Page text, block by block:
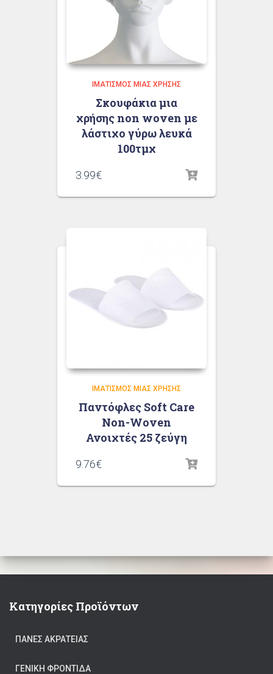
ΙΜΑΤΙΣΜΌΣ ΜΙΑΣ ΧΡΉΣΗΣ
Σκουφάκια μια
χρήσης non woven με
λάστιχο γύρω λευκά
100τμχ
3.99€
ΙΜΑΤΙΣΜΌΣ ΜΙΑΣ ΧΡΉΣΗΣ
Παντόφλες Soft Care
Non-Woven
Ανοιχτές 25 ζεύγη
9.76€
Κατηγορίες Προϊόντων
ΠΆΝΕΣ ΑΚΡΆΤΕΙΑΣ
ΓΕΝΙΚΉ ΦΡΟΝΤΊΔΑ